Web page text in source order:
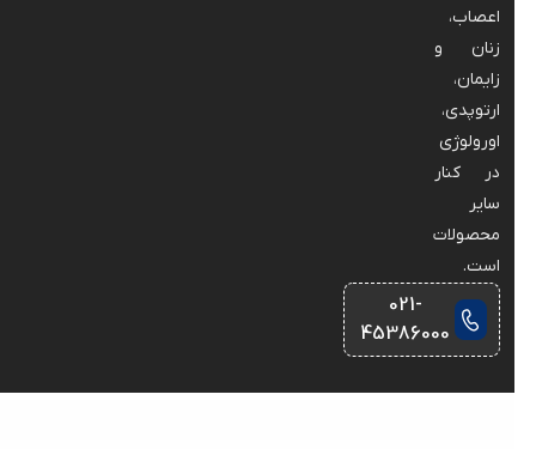
اعصاب،
زنان و
زایمان،
ارتوپدی،
اورولوژی
در کنار
سایر
محصولات
است.
021-
45386000